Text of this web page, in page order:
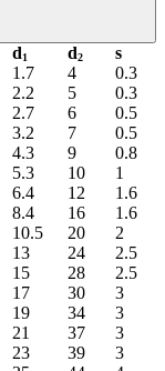
d1 d2
s
1.7 4
0.3
2.2 5
0.3
2.7 6
0.5
3.2 7
0.5
4.3 9
0.8
5.3 10
1
6.4 12
1.6
8.4 16
1.6
10.5 20
2
13 24
2.5
15 28
2.5
17 30
3
19 34
3
21 37
3
23 39
3